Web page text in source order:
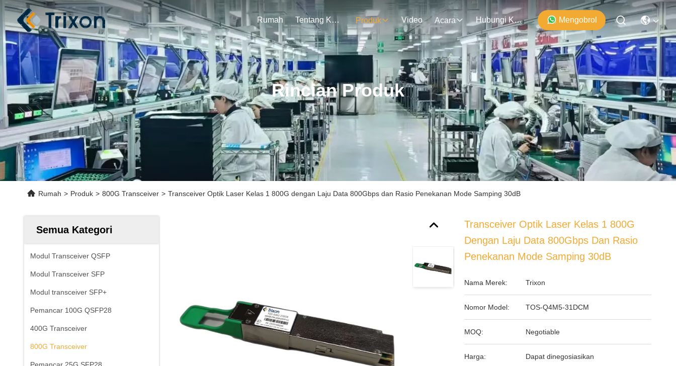
Rumah Tentang Kami Produk Video Acara Hubungi Kami Mengobrol
Rincian Produk
Rumah > Produk > 800G Transceiver > Transceiver Optik Laser Kelas 1 800G dengan Laju Data 800Gbps dan Rasio Penekanan Mode Samping 30dB
Semua Kategori
Modul Transceiver QSFP
Modul Transceiver SFP
Modul transceiver SFP+
Pemancar 100G QSFP28
400G Transceiver
800G Transceiver
Transceiver Optik Laser Kelas 1 800G
Dengan Laju Data 800Gbps Dan Rasio
Penekanan Mode Samping 30dB
Nama Merek: Trixon
Nomor Model: TOS-Q4M5-31DCM
MOQ: Negotiable
Harga: Dapat dinegosiasikan